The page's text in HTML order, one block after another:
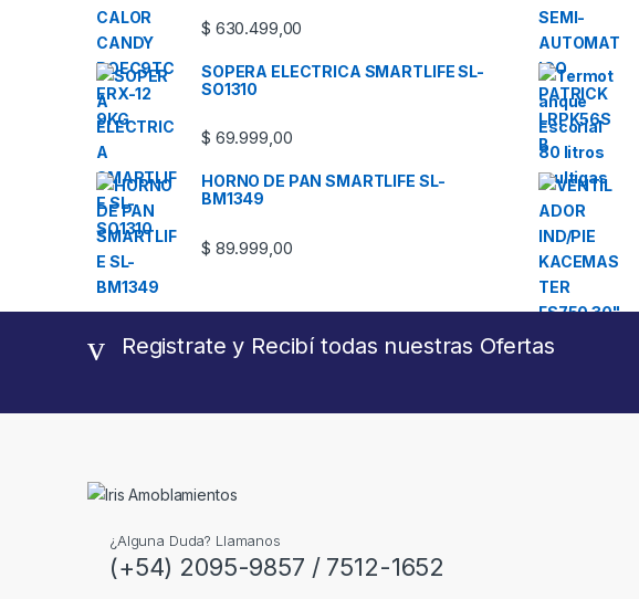
$ 630.499,00
SOPERA ELECTRICA SMARTLIFE SL-
SO1310
$ 69.999,00
HORNO DE PAN SMARTLIFE SL-
BM1349
$ 89.999,00
Registrate y Recibí todas nuestras Ofertas
¿Alguna Duda? Llamanos
(+54) 2095-9857 / 7512-1652